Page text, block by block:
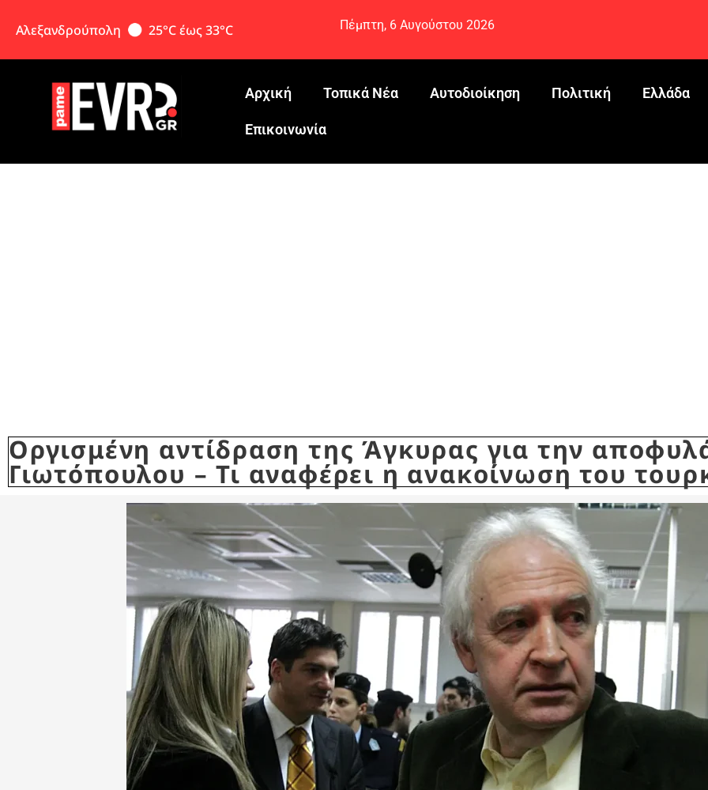
Αλεξανδρούπολη 25°C έως 33°C Πέμπτη, 6 Αυγούστου 2026
Αρχική Τοπικά Νέα Αυτοδιοίκηση Πολιτική Ελλάδα
Eπικοινωνία
Οργισμένη αντίδραση της Άγκυρας για την
Γιωτόπουλου – Τι αναφέρει η ανακοίνωση του